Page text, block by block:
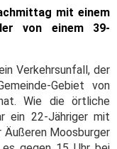
mit einem
von einem 39-
Verkehrsunfall, der
Gebiet von
Wie die örtliche
ein 22-Jähriger mit
Moosburger